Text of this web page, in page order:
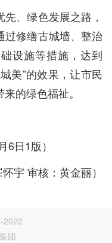
、绿色发展之路，
过修缮古城墙、整治
设施等措施，达到
美”的效果，让市民
的绿色福祉。
6日1版）
怀宇 审核：黄金丽）
2022
团